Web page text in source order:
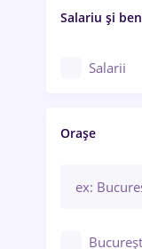
Salariu și
Salarii
Orașe